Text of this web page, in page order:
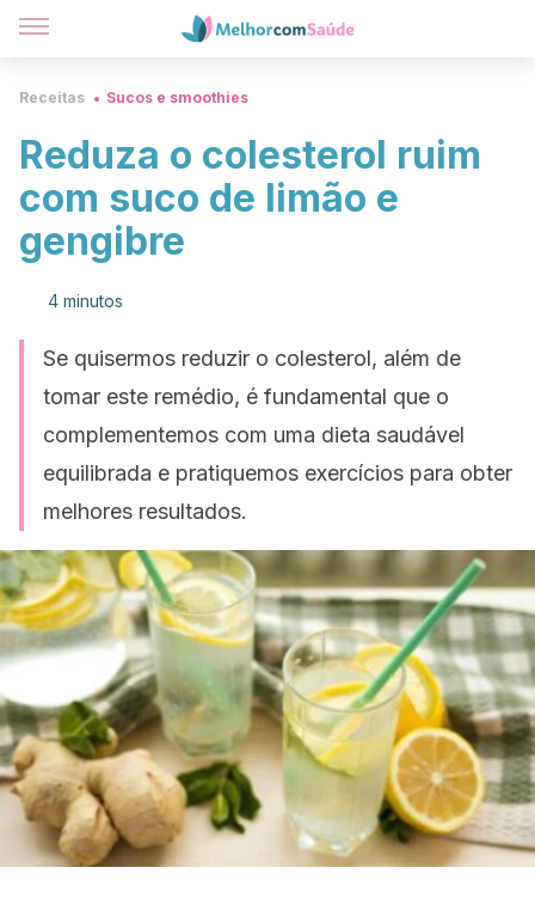
Receitas Sucos e smoothies
Reduza o colesterol ruim
com suco de limão e
gengibre
4 minutos
Se quisermos reduzir o colesterol, além de
tomar este remédio, é fundamental que o
complementemos com uma dieta saudável
equilibrada e pratiquemos exercícios para obter
melhores resultados.